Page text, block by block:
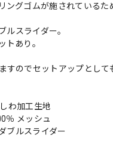
ングゴムが施されている
ルスライダー。
トあり。
すのでセットアップとして
わ加工生地
％ メッシュ
ブルスライダー